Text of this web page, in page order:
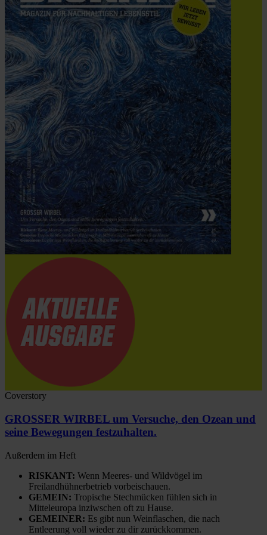
Coverstory
GROSSER WIRBEL um Versuche, den Ozean und
seine Bewegungen festzuhalten.
Außerdem im Heft
RISKANT: Wenn Meeres- und Wildvögel im
Freilandhühnerbetrieb vorbeischauen.
GEMEIN: Tropische Stechmücken fühlen sich in
Mitteleuropa inziwschen oft zu Hause.
GEMEINER: Es gibt nun Weinflaschen, die nach
Entleerung voll wieder zu dir zurückkommen.